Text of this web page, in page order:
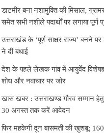
डाटमीर बना नशामुक्ति की मिसाल,
समेत सभी नशीले पदार्थों पर लगाया पूर्ण
उत्तराखंड के ‘पूर्ण साक्षर राज्य’ बनने पर
ने दी बधाई
देश के पहले लेखक गांव में आयुर्वेद
शोध और नवाचार पर जोर
खास खबर : उत्तराखण्ड गौरव सम्मान
30 अगस्त तक करें आवेदन
फिर महकेगी दून बासमती की खुशबू: 160